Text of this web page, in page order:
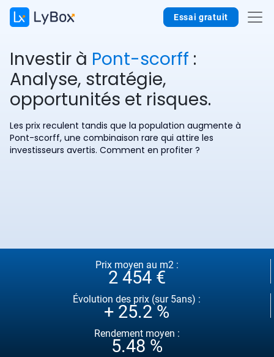
Essai gratuit
Investir à Pont-scorff :
Analyse, stratégie,
opportunités et risques.
Les prix reculent tandis que la population augmente à
Pont-scorff, une combinaison rare qui attire les
investisseurs avertis. Comment en profiter ?
Prix moyen au m2 :
2 454 €
Évolution des prix (sur 5ans) :
+ 25.2 %
Rendement moyen :
5.48 %